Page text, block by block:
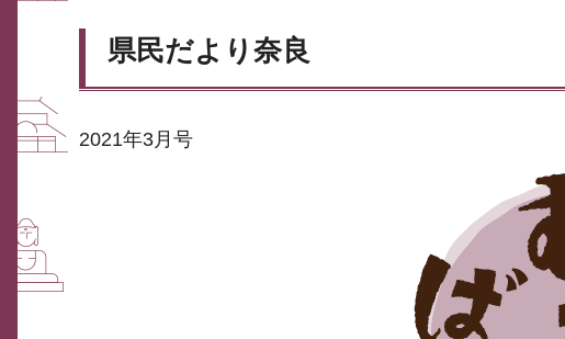
県民だより奈良
2021年3月号